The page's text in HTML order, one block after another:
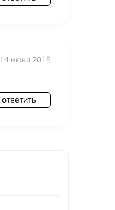
14 июня 2015
ответить